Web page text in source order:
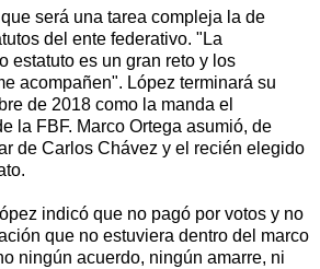
será una tarea compleja la de
del ente federativo. "La
estatuto es un gran reto y los
acompañen". López terminará su
de 2018 como la manda el
la FBF. Marco Ortega asumió, de
de Carlos Chávez y el recién elegido
indicó que no pagó por votos y no
que no estuviera dentro del marco
ningún acuerdo, ningún amarre, ni